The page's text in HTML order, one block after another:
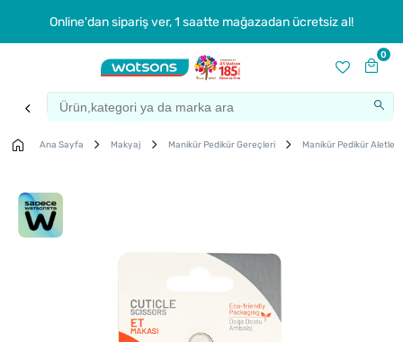
Online'dan sipariş ver, 1 saatte mağazadan ücretsiz al!
0
Ana Sayfa Makyaj Manikür Pedikür Gereçleri Manikür Pedikür Aletleri